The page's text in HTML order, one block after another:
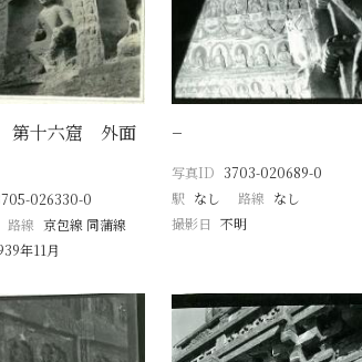
第十六窟 外面
026330-0
路線 京包線 同蒲線
年11月
−
写真ID 3703-020689-0
駅 なし 路線 なし
撮影日 不明